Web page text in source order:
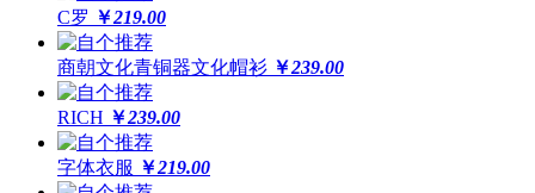
C罗 ￥219.00
商朝文化青铜器文化帽衫 ￥239.00
RICH ￥239.00
字体衣服 ￥219.00